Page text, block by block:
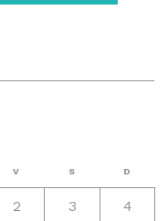
V S D
2 3 4